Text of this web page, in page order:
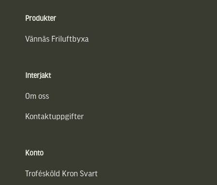
Produkter
Vännäs Friluftbyxa
Interjakt
Om oss
Kontaktuppgifter
Konto
Trofésköld Kron Svart